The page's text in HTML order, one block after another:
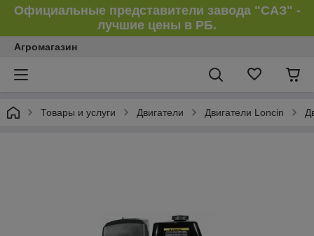
Официальные представители завода "САЗ" -
лучшие цены в РБ.
Агромагазин
Товары и услуги Двигатели Двигатели Loncin